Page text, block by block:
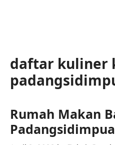
daftar kuliner
Rumah Makan